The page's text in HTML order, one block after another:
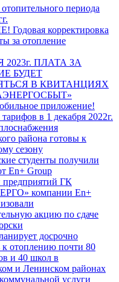
периода
корректировка
за отопление
ПЛАТА ЗА
БУДЕТ
В КВИТАНЦИЯХ
приложение!
в 1 декабря 2022г.
района готовы к
сезону
студенты получили
En+ Group
предприятий ГК
компании En+
акцию по сдаче
досрочно
отоплению почти 80
и 40 школ в
и Ленинском районах
услуги